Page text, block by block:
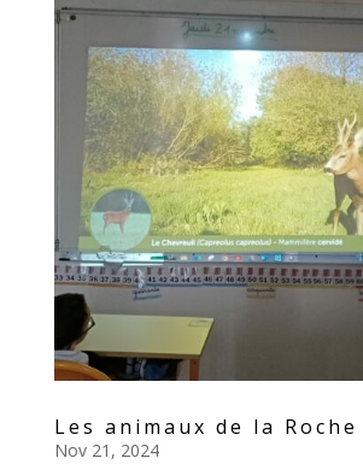
Les animaux de la Roche
Nov 21, 2024